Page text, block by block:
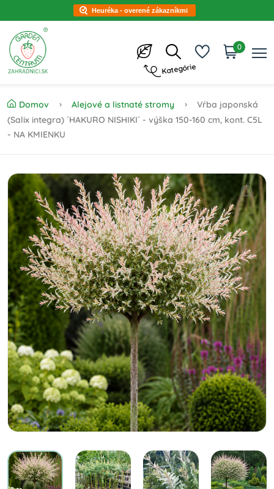
Heuréka - overené zákazníkmi
Kategórie
0
Domov Alejové a listnaté stromy
Vŕba japonská
(Salix integra) ´HAKURO NISHIKI´ - výška 150-160 cm, kont. C5L
- NA KMIENKU